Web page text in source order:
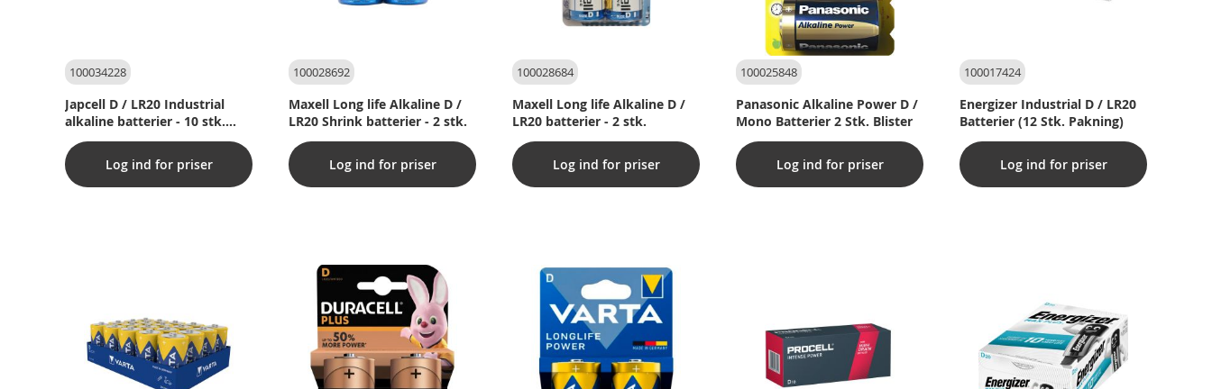
100034228
Japcell D / LR20 Industrial
alkaline batterier - 10 stk.
pakning
Log ind for priser
100028692
Maxell Long life Alkaline D /
LR20 Shrink batterier - 2 stk.
Log ind for priser
100028684
Maxell Long life Alkaline D /
LR20 batterier - 2 stk.
Log ind for priser
100025848
Panasonic Alkaline Power D /
Mono Batterier 2 Stk. Blister
Log ind for priser
100017424
Energizer Industrial D / LR20
Batterier (12 Stk. Pakning)
Log ind for priser